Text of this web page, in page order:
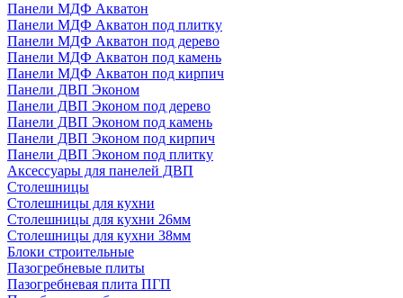
Панели МДФ Акватон
Панели МДФ Акватон под плитку
Панели МДФ Акватон под дерево
Панели МДФ Акватон под камень
Панели МДФ Акватон под кирпич
Панели ДВП Эконом
Панели ДВП Эконом под дерево
Панели ДВП Эконом под камень
Панели ДВП Эконом под кирпич
Панели ДВП Эконом под плитку
Аксессуары для панелей ДВП
Столешницы
Столешницы для кухни
Столешницы для кухни 26мм
Столешницы для кухни 38мм
Блоки строительные
Пазогребневые плиты
Пазогребневая плита ПГП